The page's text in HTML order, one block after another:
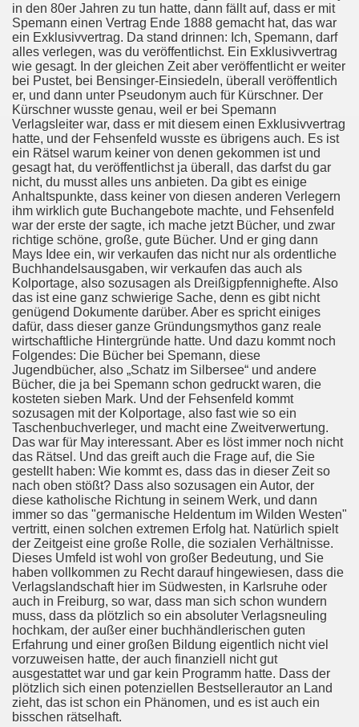
in den 80er Jahren zu tun hatte, dann fällt auf, dass er mit
Spemann einen Vertrag Ende 1888 gemacht hat, das war
ein Exklusivvertrag. Da stand drinnen: Ich, Spemann, darf
alles verlegen, was du veröffentlichst. Ein Exklusivvertrag
wie gesagt. In der gleichen Zeit aber veröffentlicht er weiter
bei Pustet, bei Bensinger-Einsiedeln, überall veröffentlich
er, und dann unter Pseudonym auch für Kürschner. Der
Kürschner wusste genau, weil er bei Spemann
Verlagsleiter war, dass er mit diesem einen Exklusivvertrag
hatte, und der Fehsenfeld wusste es übrigens auch. Es ist
ein Rätsel warum keiner von denen gekommen ist und
gesagt hat, du veröffentlichst ja überall, das darfst du gar
nicht, du musst alles uns anbieten. Da gibt es einige
Anhaltspunkte, dass keiner von diesen anderen Verlegern
ihm wirklich gute Buchangebote machte, und Fehsenfeld
war der erste der sagte, ich mache jetzt Bücher, und zwar
richtige schöne, große, gute Bücher. Und er ging dann
Mays Idee ein, wir verkaufen das nicht nur als ordentliche
Buchhandelsausgaben, wir verkaufen das auch als
Kolportage, also sozusagen als Dreißigpfennighefte. Also
das ist eine ganz schwierige Sache, denn es gibt nicht
genügend Dokumente darüber. Aber es spricht einiges
dafür, dass dieser ganze Gründungsmythos ganz reale
wirtschaftliche Hintergründe hatte. Und dazu kommt noch
Folgendes: Die Bücher bei Spemann, diese
Jugendbücher, also „Schatz im Silbersee“ und andere
Bücher, die ja bei Spemann schon gedruckt waren, die
kosteten sieben Mark. Und der Fehsenfeld kommt
sozusagen mit der Kolportage, also fast wie so ein
Taschenbuchverleger, und macht eine Zweitverwertung.
Das war für May interessant. Aber es löst immer noch nicht
das Rätsel. Und das greift auch die Frage auf, die Sie
gestellt haben: Wie kommt es, dass das in dieser Zeit so
nach oben stößt? Dass also sozusagen ein Autor, der
diese katholische Richtung in seinem Werk, und dann
immer so das "germanische Heldentum im Wilden Westen"
vertritt, einen solchen extremen Erfolg hat. Natürlich spielt
der Zeitgeist eine große Rolle, die sozialen Verhältnisse.
Dieses Umfeld ist wohl von großer Bedeutung, und Sie
haben vollkommen zu Recht darauf hingewiesen, dass die
Verlagslandschaft hier im Südwesten, in Karlsruhe oder
auch in Freiburg, so war, dass man sich schon wundern
muss, dass da plötzlich so ein absoluter Verlagsneuling
hochkam, der außer einer buchhändlerischen guten
Erfahrung und einer großen Bildung eigentlich nicht viel
vorzuweisen hatte, der auch finanziell nicht gut
ausgestattet war und gar kein Programm hatte. Dass der
plötzlich sich einen potenziellen Bestsellerautor an Land
zieht, das ist schon ein Phänomen, und es ist auch ein
bisschen rätselhaft.